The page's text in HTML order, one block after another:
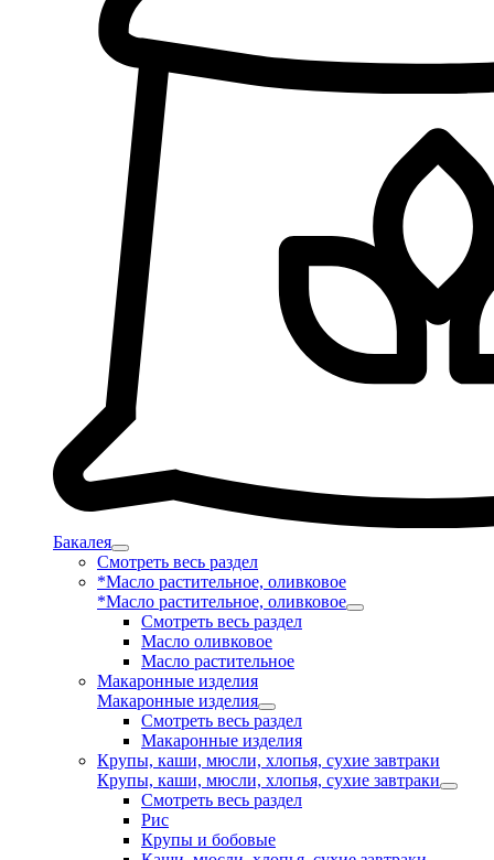
Бакалея
Смотреть весь раздел
*Масло растительное, оливковое
*Масло растительное, оливковое
Смотреть весь раздел
Масло оливковое
Масло растительное
Макаронные изделия
Макаронные изделия
Смотреть весь раздел
Макаронные изделия
Крупы, каши, мюсли, хлопья, сухие завтраки
Крупы, каши, мюсли, хлопья, сухие завтраки
Смотреть весь раздел
Рис
Крупы и бобовые